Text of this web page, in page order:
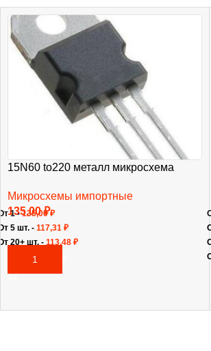
15N60 to220 металл микросхема
Микросхемы импортные
135,00₽
В КОРЗИНУ
1 -135,00₽
5 шт. - 117,31 ₽
20+ шт. - 113,48 ₽